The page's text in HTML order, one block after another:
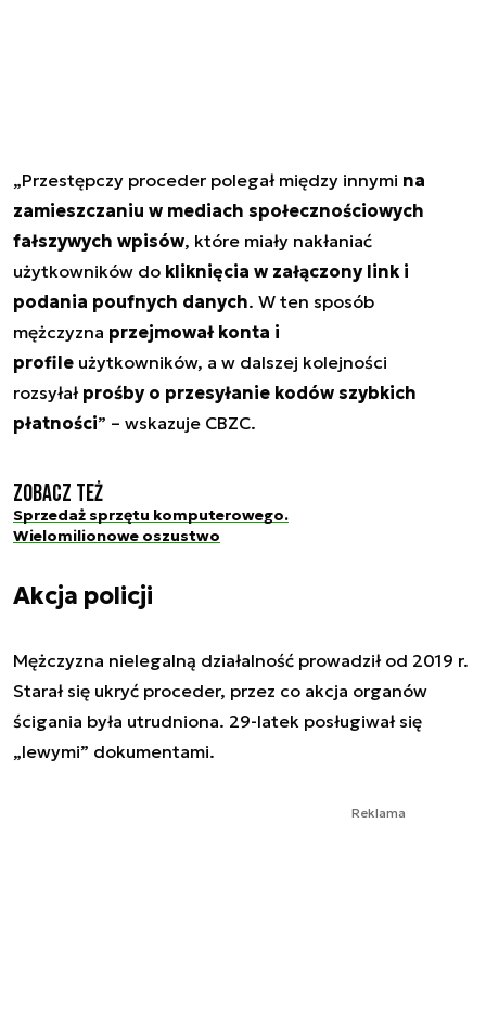
„Przestępczy proceder polegał między innymi na
zamieszczaniu w mediach społecznościowych
fałszywych wpisów, które miały nakłaniać
użytkowników do kliknięcia w załączony link i
podania poufnych danych. W ten sposób
mężczyzna przejmował konta i
profile użytkowników, a w dalszej kolejności
rozsyłał prośby o przesyłanie kodów szybkich
płatności” – wskazuje CBZC.
Zobacz też
Sprzedaż sprzętu komputerowego.
Wielomilionowe oszustwo
Akcja policji
Mężczyzna nielegalną działalność prowadził od 2019 r.
Starał się ukryć proceder, przez co akcja organów
ścigania była utrudniona. 29-latek posługiwał się
„lewymi” dokumentami.
Reklama